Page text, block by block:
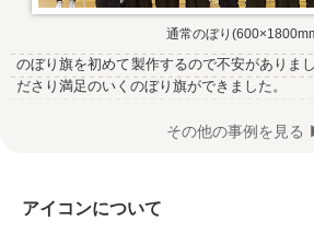
通常のぼり
のぼり旗を初めて製作するので不安がありま
ださり満足のいくのぼり旗ができました。
その他の事例を見る
アイコンについて